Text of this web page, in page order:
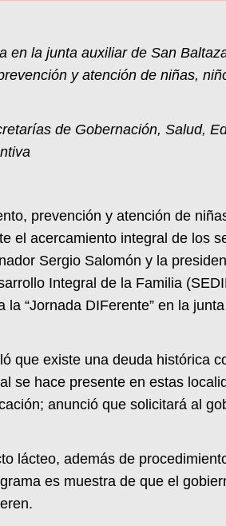
en la junta auxiliar de San
y atención de niñas,
de Gobernación, Salud,
prevención y atención de
el acercamiento integral de los
Sergio Salomón y la
Integral de la Familia
la “Jornada DIFerente” en la
que existe una deuda histórica
se hace presente en estas
anunció que solicitará al
lácteo, además de
es muestra de que el